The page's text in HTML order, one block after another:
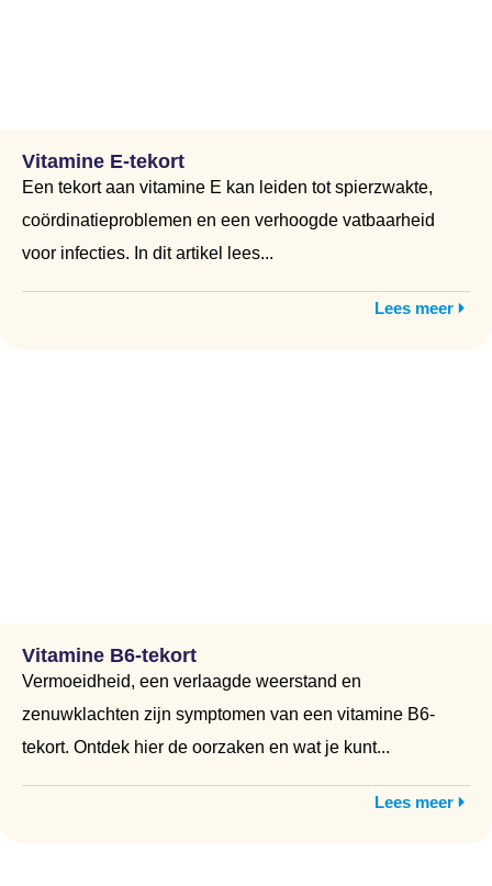
Vitamine E-tekort
Een tekort aan vitamine E kan leiden tot spierzwakte,
coördinatieproblemen en een verhoogde vatbaarheid
voor infecties. In dit artikel lees...
Lees meer
Vitamine B6-tekort
Vermoeidheid, een verlaagde weerstand en
zenuwklachten zijn symptomen van een vitamine B6-
tekort. Ontdek hier de oorzaken en wat je kunt...
Lees meer